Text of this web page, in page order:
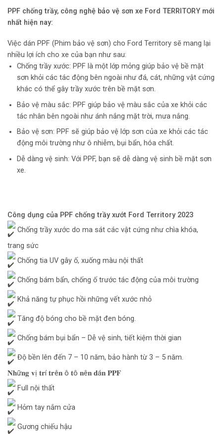
PPF chống trầy, công nghệ bảo vệ sơn xe Ford TERRITORY mới
nhất hiện nay:
Việc dán PPF (Phim bảo vệ sơn) cho Ford Territory sẽ mang lại
nhiều lợi ích cho xe của bạn như sau:
Chống trầy xước: PPF là một lớp mỏng giúp bảo vệ bề mặt
sơn khỏi các tác động bên ngoài như đá, cát, những vật cứng
khác có thể gây trầy xước trên bề mặt sơn.
Bảo vệ màu sắc: PPF giúp bảo vệ màu sắc của xe khỏi các
tác nhân bên ngoài như ánh nắng mặt trời, mưa nắng.
Bảo vệ sơn: PPF sẽ giúp bảo vệ lớp sơn của xe khỏi các tác
động môi trường như ô nhiễm, bụi bẩn, hóa chất.
Dễ dàng vệ sinh: Với PPF, bạn sẽ dễ dàng vệ sinh bề mặt sơn
xe.
Công dụng của PPF chống trầy xướt Ford Territory 2023
Chống trầy xước do ma sát các vật cứng như chìa khóa,
trang sức
Chống tia UV gây ố, xuống màu nội thất
Chống bám bẩn, chống ố trước tác động của môi trường
Khả năng tự phục hồi những vết xước nhỏ
Tăng độ bóng cho bề mặt đen bóng.
Chống bám bụi bẩn – Dễ vệ sinh, tiết kiệm thời gian
Độ bền lên đến 7 – 10 năm, bảo hành từ 3 – 5 năm.
𝐍𝐡ữ𝐧𝐠 𝐯ị 𝐭𝐫í 𝐭𝐫ê𝐧 ô 𝐭ô 𝐧ê𝐧 𝐝á𝐧 𝐏𝐏𝐅
Full nội thất
Hỏm tay nắm cửa
Gương chiếu hậu